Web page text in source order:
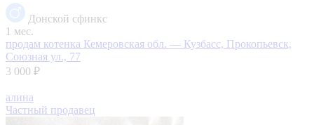
Донской сфинкс
1 мес.
продам котенка Кемеровская обл. — Кузбасс, Прокопьевск,
Союзная ул., 77
3 000 ₽
алина
Частный продавец